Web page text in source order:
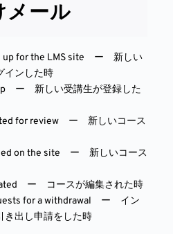
メール
up for the LMS site ー 新しい
インした時
ー 新しい受講生が登録した
for review ー 新しいコース
on the site ー 新しいコース
ー コースが編集された時
for a withdrawal ー イン
き出し申請をした時